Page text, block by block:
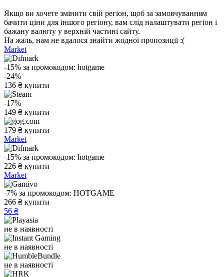
Якщо ви хочете змінити свій регіон, щоб за замовчуванням
бачити ціни для іншого регіону, вам слід налаштувати регіон і
бажану валюту у верхній частині сайту.
На жаль, нам не вдалося знайти жодної пропозиції :(
Market
-15% за промокодом: hotgame
-24%
136 ₴ купити
-17%
149 ₴ купити
179 ₴ купити
Market
-15% за промокодом: hotgame
226 ₴ купити
Market
-7% за промокодом: HOTGAME
266 ₴ купити
56 ₴
не в наявності
не в наявності
не в наявності